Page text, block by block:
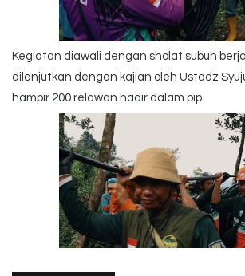
Kegiatan diawali dengan sholat subuh
dilanjutkan dengan kajian oleh Ustadz
hampir 200 relawan hadir dalam pip